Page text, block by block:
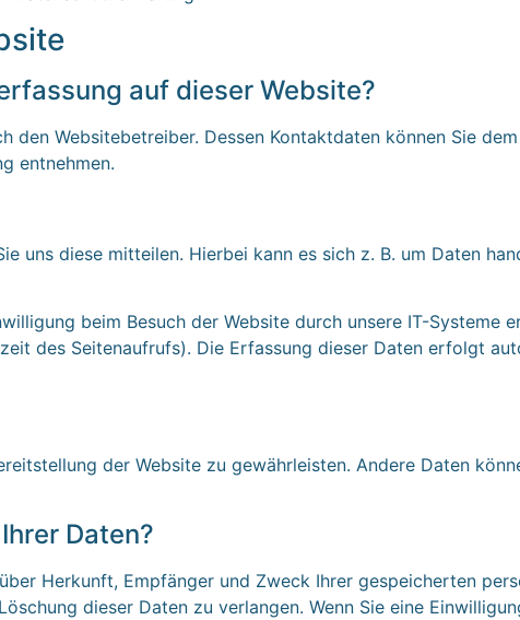
auf dieser Website?
Websitebetreiber. Dessen Kontaktdaten können Sie
entnehmen.
uns diese mitteilen. Hierbei kann es sich z. B. um Daten
beim Besuch der Website durch unsere IT-Systeme
des Seitenaufrufs). Die Erfassung dieser Daten erfolgt
der Website zu gewährleisten. Andere Daten
Daten?
Herkunft, Empfänger und Zweck Ihrer gespeicherten
dieser Daten zu verlangen. Wenn Sie eine